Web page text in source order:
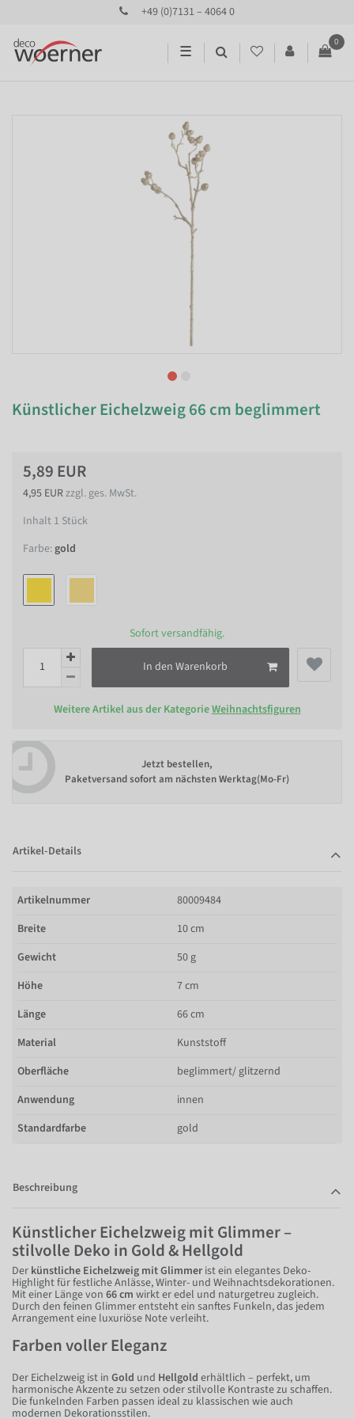
+49 (0)7131 – 4064 0
☰
0
Künstlicher Eichelzweig 66 cm beglimmert
5,89 EUR
4,95 EURzzgl. ges. MwSt.
Inhalt 1 Stück
Farbe:gold
Sofort versandfähig.
In den Warenkorb
Weitere Artikel aus der KategorieWeihnachtsfiguren
Jetzt bestellen,
Paketversand sofort am nächsten Werktag(Mo-Fr)
Artikel-Details
Artikelnummer
80009484
Breite
10 cm
Gewicht
50 g
Höhe
7 cm
Länge
66 cm
Material
Kunststoff
Oberfläche
beglimmert/ glitzernd
Anwendung
innen
Standardfarbe
gold
Beschreibung
Künstlicher Eichelzweig mit Glimmer –
stilvolle Deko in Gold & Hellgold
Der künstliche Eichelzweig mit Glimmer ist ein elegantes Deko-
Highlight für festliche Anlässe, Winter- und Weihnachtsdekorationen.
Mit einer Länge von 66 cm wirkt er edel und naturgetreu zugleich.
Durch den feinen Glimmer entsteht ein sanftes Funkeln, das jedem
Arrangement eine luxuriöse Note verleiht.
Farben voller Eleganz
Der Eichelzweig ist in Gold und Hellgold erhältlich – perfekt, um
harmonische Akzente zu setzen oder stilvolle Kontraste zu schaffen.
Die funkelnden Farben passen ideal zu klassischen wie auch
modernen Dekorationsstilen.